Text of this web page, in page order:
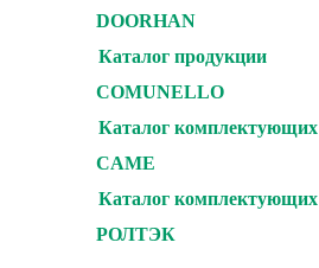
DOORHAN
Каталог продукции
COMUNELLO
Каталог комплектующих
CAME
Каталог комплектующих
РОЛТЭК